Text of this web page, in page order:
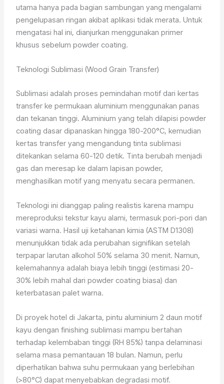
utama hanya pada bagian sambungan yang mengalami
pengelupasan ringan akibat aplikasi tidak merata. Untuk
mengatasi hal ini, dianjurkan menggunakan primer
khusus sebelum powder coating.
Teknologi Sublimasi (Wood Grain Transfer)
Sublimasi adalah proses pemindahan motif dari kertas
transfer ke permukaan aluminium menggunakan panas
dan tekanan tinggi. Aluminium yang telah dilapisi powder
coating dasar dipanaskan hingga 180-200°C, kemudian
kertas transfer yang mengandung tinta sublimasi
ditekankan selama 60-120 detik. Tinta berubah menjadi
gas dan meresap ke dalam lapisan powder,
menghasilkan motif yang menyatu secara permanen.
Teknologi ini dianggap paling realistis karena mampu
mereproduksi tekstur kayu alami, termasuk pori-pori dan
variasi warna. Hasil uji ketahanan kimia (ASTM D1308)
menunjukkan tidak ada perubahan signifikan setelah
terpapar larutan alkohol 50% selama 30 menit. Namun,
kelemahannya adalah biaya lebih tinggi (estimasi 20-
30% lebih mahal dari powder coating biasa) dan
keterbatasan palet warna.
Di proyek hotel di Jakarta, pintu aluminium 2 daun motif
kayu dengan finishing sublimasi mampu bertahan
terhadap kelembaban tinggi (RH 85%) tanpa delaminasi
selama masa pemantauan 18 bulan. Namun, perlu
diperhatikan bahwa suhu permukaan yang berlebihan
(>80°C) dapat menyebabkan degradasi motif.